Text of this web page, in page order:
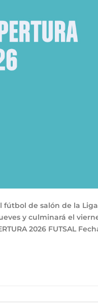
fútbol de salón de la Liga
y culminará el
2026 FUTSAL